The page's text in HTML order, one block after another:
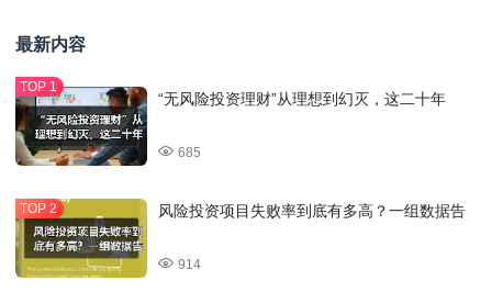
最新内容
“无风险投资理财”从理想到幻灭，这二十年
685
风险投资项目失败率到底有多高？一组数据告
914